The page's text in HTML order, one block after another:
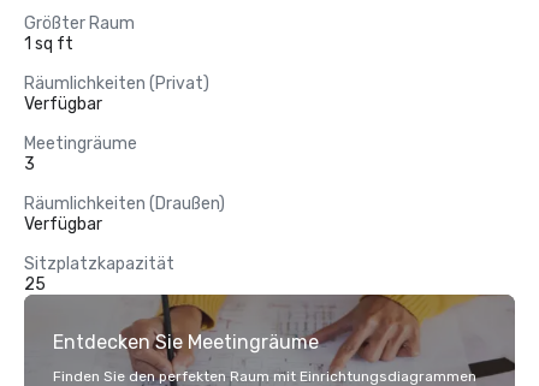
Größter Raum
1 sq ft
Räumlichkeiten (Privat)
Verfügbar
Meetingräume
3
Räumlichkeiten (Draußen)
Verfügbar
Sitzplatzkapazität
25
Entdecken Sie Meetingräume
Finden Sie den perfekten Raum mit Einrichtungsdiagrammen